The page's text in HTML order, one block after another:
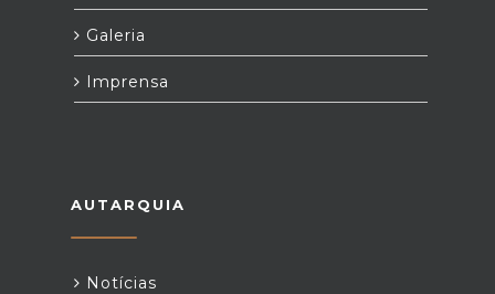
Galeria
Imprensa
AUTARQUIA
Notícias